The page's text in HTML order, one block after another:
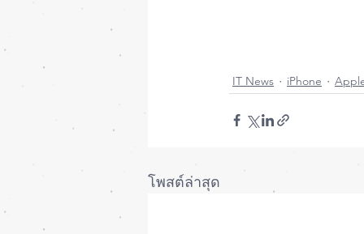
IT News iPhone
โพสต์ล่าสุด